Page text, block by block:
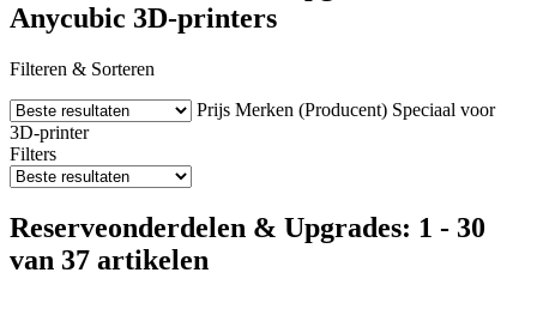
Anycubic 3D-printers
Filteren & Sorteren
Prijs Merken (Producent) Speciaal voor
3D-printer
Filters
Reserveonderdelen & Upgrades: 1 - 30
van 37 artikelen